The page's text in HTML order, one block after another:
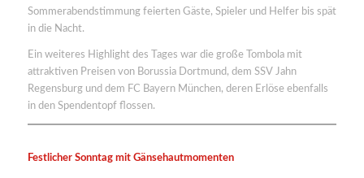
Sommerabendstimmung feierten Gäste, Spieler und Helfer bis spät
in die Nacht.
Ein weiteres Highlight des Tages war die große Tombola mit
attraktiven Preisen von Borussia Dortmund, dem SSV Jahn
Regensburg und dem FC Bayern München, deren Erlöse ebenfalls
in den Spendentopf flossen.
Festlicher Sonntag mit Gänsehautmomenten